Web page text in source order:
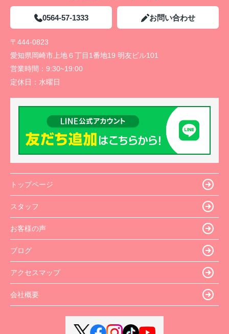
0564-57-1333 お問い合わせ
〒444-0823
愛知県岡崎市上地６丁目1番地19 明友ビル101
営業時間： 9:30~19:00
定休日： 水曜日
トップページ
スタッフ
お客様の声
ブログ
アクセスマップ
会社概要